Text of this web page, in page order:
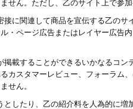
せん。ただし、乙のサイト上で参
接に関連して商品を宣伝する乙の
・ページ広告またはレイヤー広告
掲載することができるいかなるコ
カスタマーレビュー、フォーラム
せん。
としたり、乙の紹介料を人為的に